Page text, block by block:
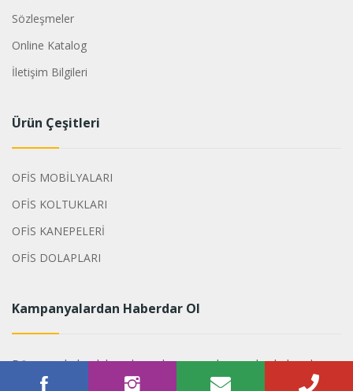
Sözleşmeler
Online Katalog
İletişim Bilgileri
Ürün Çeşitleri
OFİS MOBİLYALARI
OFİS KOLTUKLARI
OFİS KANEPELERİ
OFİS DOLAPLARI
Kampanyalardan Haberdar Ol
Dönemsel olarak hazırlanan kampanyalarımızdan haberdar
olabilirsiniz.